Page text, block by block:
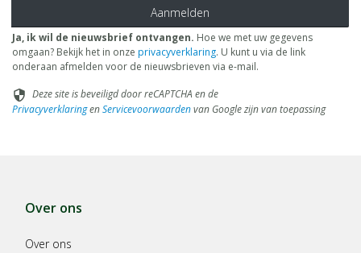
Aanmelden
Ja, ik wil de nieuwsbrief ontvangen. Hoe we met uw gegevens
omgaan? Bekijk het in onze privacyverklaring. U kunt u via de link
onderaan afmelden voor de nieuwsbrieven via e-mail.
security Deze site is beveiligd door reCAPTCHA en de
PrivacyverklaringenServicevoorwaardenvan Google zijn van toepassing
Over ons
Over ons